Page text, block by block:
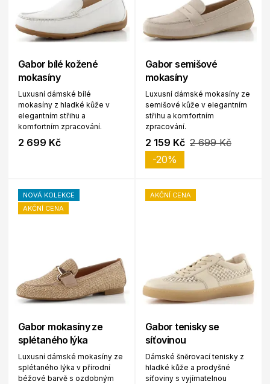
Gabor bílé kožené
mokasíny
Luxusní dámské bílé
mokasíny z hladké kůže v
elegantním střihu a
komfortním zpracování.
2 699 Kč
Gabor semišové
mokasíny
Luxusní dámské mokasíny ze
semišové kůže v elegantním
střihu a komfortním
zpracování.
2 159 Kč 2 699 Kč
-20%
NOVÁ KOLEKCE
AKČNÍ CENA
Gabor mokasíny ze
splétaného lýka
Luxusní dámské mokasíny ze
splétaného lýka v přírodní
béžové barvě s ozdobným
AKČNÍ CENA
Gabor tenisky se
síťovinou
Dámské šněrovací tenisky z
hladké kůže a prodyšné
síťoviny s vyjímatelnou